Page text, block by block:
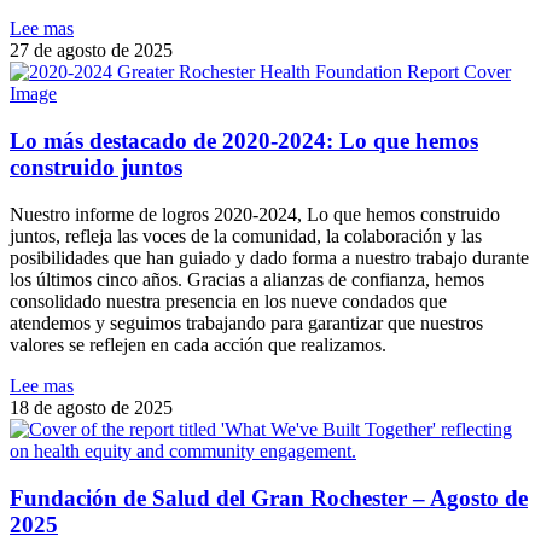
Lee mas
27 de agosto de 2025
Lo más destacado de 2020-2024: Lo que hemos
construido juntos
Nuestro informe de logros 2020-2024, Lo que hemos construido
juntos, refleja las voces de la comunidad, la colaboración y las
posibilidades que han guiado y dado forma a nuestro trabajo durante
los últimos cinco años. Gracias a alianzas de confianza, hemos
consolidado nuestra presencia en los nueve condados que
atendemos y seguimos trabajando para garantizar que nuestros
valores se reflejen en cada acción que realizamos.
Lee mas
18 de agosto de 2025
Fundación de Salud del Gran Rochester – Agosto de
2025